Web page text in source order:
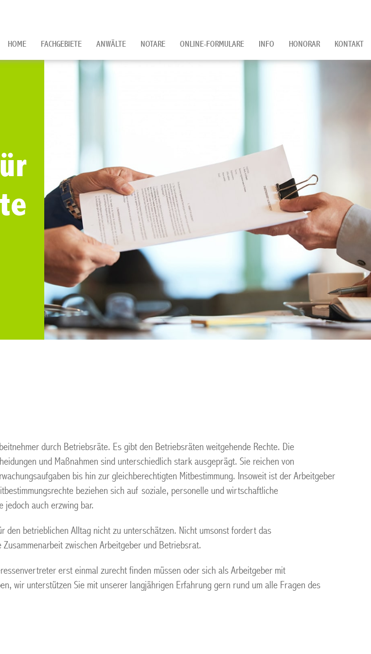
HOME FACHGEBIETE ANWÄLTE NOTARE ONLINE-FORMULARE INFO HONORAR KONTAKT
durch Betriebsräte. Es gibt den Betriebsräten weitgehende Rechte. Die
und Maßnahmen sind unterschiedlich stark ausgeprägt. Sie reichen von
bis hin zur gleichberechtigten Mitbestimmung. Insoweit ist der Arbeitgeber
beziehen sich auf soziale, personelle und wirtschaftliche
jedoch auch erzwing bar.
betrieblichen Alltag nicht zu unterschätzen. Nicht umsonst fordert das
zwischen Arbeitgeber und Betriebsrat.
erst einmal zurecht finden müssen oder sich als Arbeitgeber mit
wir unterstützen Sie mit unserer langjährigen Erfahrung gern rund um alle Fragen des